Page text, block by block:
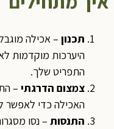
תכנון– אכילה
היערכות מוקדמות
התפריט שלך.
צמצום הדרגתי–
האכילה כדי לאפשר
התנסות